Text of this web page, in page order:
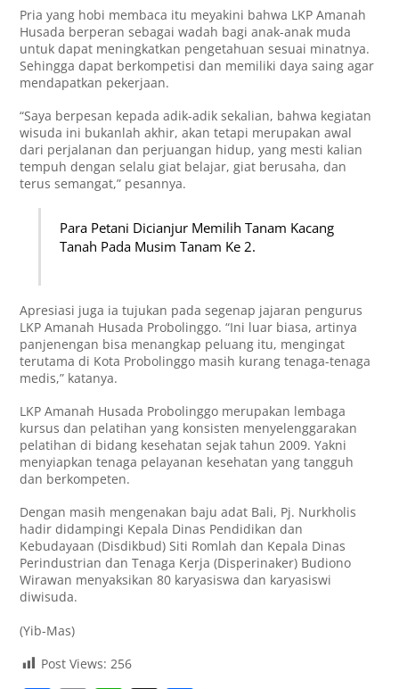
Pria yang hobi membaca itu meyakini bahwa LKP Amanah
Husada berperan sebagai wadah bagi anak-anak muda
untuk dapat meningkatkan pengetahuan sesuai minatnya.
Sehingga dapat berkompetisi dan memiliki daya saing agar
mendapatkan pekerjaan.
“Saya berpesan kepada adik-adik sekalian, bahwa kegiatan
wisuda ini bukanlah akhir, akan tetapi merupakan awal
dari perjalanan dan perjuangan hidup, yang mesti kalian
tempuh dengan selalu giat belajar, giat berusaha, dan
terus semangat,” pesannya.
Para Petani Dicianjur Memilih Tanam Kacang
Tanah Pada Musim Tanam Ke 2.
Apresiasi juga ia tujukan pada segenap jajaran pengurus
LKP Amanah Husada Probolinggo. “Ini luar biasa, artinya
panjenengan bisa menangkap peluang itu, mengingat
terutama di Kota Probolinggo masih kurang tenaga-tenaga
medis,” katanya.
LKP Amanah Husada Probolinggo merupakan lembaga
kursus dan pelatihan yang konsisten menyelenggarakan
pelatihan di bidang kesehatan sejak tahun 2009. Yakni
menyiapkan tenaga pelayanan kesehatan yang tangguh
dan berkompeten.
Dengan masih mengenakan baju adat Bali, Pj. Nurkholis
hadir didampingi Kepala Dinas Pendidikan dan
Kebudayaan (Disdikbud) Siti Romlah dan Kepala Dinas
Perindustrian dan Tenaga Kerja (Disperinaker) Budiono
Wirawan menyaksikan 80 karyasiswa dan karyasiswi
diwisuda.
(Yib-Mas)
Post Views: 256